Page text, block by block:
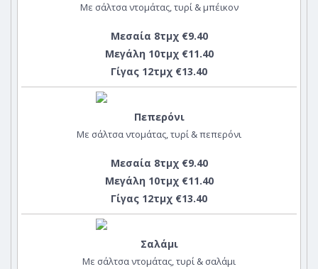
Με σάλτσα ντομάτας, τυρί & μπέικον
Μεσαία 8τμχ €9.40
Μεγάλη 10τμχ €11.40
Γίγας 12τμχ €13.40
Πεπερόνι
Με σάλτσα ντομάτας, τυρί & πεπερόνι
Μεσαία 8τμχ €9.40
Μεγάλη 10τμχ €11.40
Γίγας 12τμχ €13.40
Σαλάμι
Με σάλτσα ντομάτας, τυρί & σαλάμι